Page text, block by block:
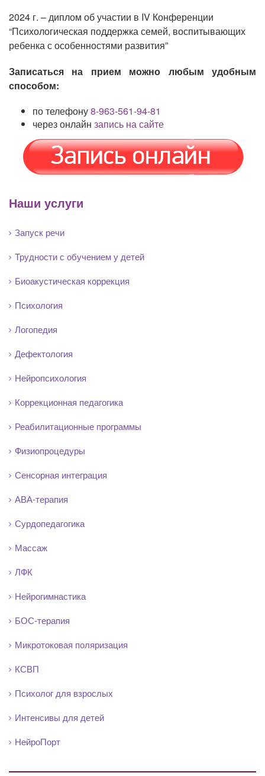
2024 г. – диплом об участии в IV Конференции
“Психологическая поддержка семей, воспитывающих
ребенка с особенностями развития”
Записаться на прием можно любым удобным
способом:
по телефону8-963-561-94-81
через онлайн запись на сайте
Наши услуги
Запуск речи
Трудности с обучением у детей
Биоакустическая коррекция
Психология
Логопедия
Дефектология
Нейропсихология
Коррекционная педагогика
Реабилитационные программы
Физиопроцедуры
Сенсорная интеграция
АВА-терапия
Сурдопедагогика
Массаж
ЛФК
Нейрогимнастика
БОС-терапия
Микротоковая поляризация
КСВП
Психолог для взрослых
Интенсивы для детей
НейроПорт